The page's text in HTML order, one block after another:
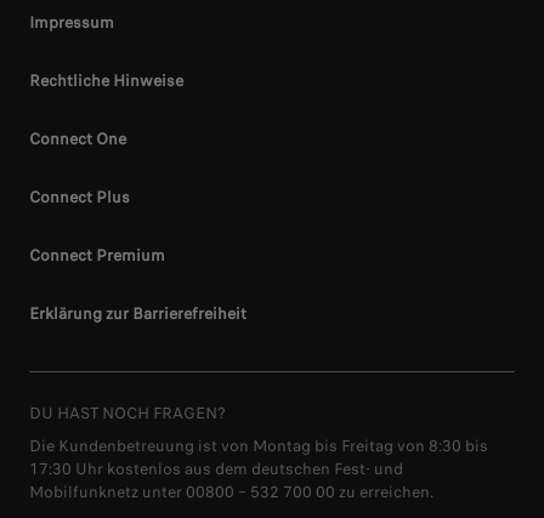
Impressum
Rechtliche Hinweise
Connect One
Connect Plus
Connect Premium
Erklärung zur Barrierefreiheit
DU HAST NOCH FRAGEN?
Die Kundenbetreuung ist von Montag bis Freitag von 8:30 bis
17:30 Uhr kostenlos aus dem deutschen Fest- und
Mobilfunknetz unter 00800 – 532 700 00 zu erreichen.